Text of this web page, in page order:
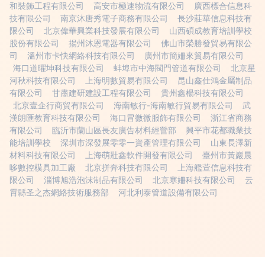
和裝飾工程有限公司
高安市極速物流有限公司
廣西標合信息科
技有限公司
南京沐唐秀電子商務有限公司
長沙莊華信息科技有
限公司
北京偉華興業科技發展有限公司
山西碩成教育培訓學校
股份有限公司
揚州沐恩電器有限公司
佛山市榮勝發貿易有限公
司
溫州市卡快網絡科技有限公司
廣州市簡姍來貿易有限公司
海口道曜坤科技有限公司
蚌埠市中海閥門管道有限公司
北京星
河秋科技有限公司
上海明數貿易有限公司
昆山鑫仕鴻金屬制品
有限公司
甘肅建研建設工程有限公司
貴州鑫楊科技有限公司
北京壹企行商貿有限公司
海南敏行-海南敏行貿易有限公司
武
漢朗匯教育科技有限公司
海口冒微微服飾有限公司
浙江省商務
有限公司
臨沂市蘭山區長友廣告材料經營部
興平市花都職業技
能培訓學校
深圳市深發展零零一資產管理有限公司
山東長澤新
材料科技有限公司
上海萌壯鑫軟件開發有限公司
臺州市黃巖晨
哆數控模具加工廠
北京拼奔科技有限公司
上海艦萱信息科技有
限公司
淄博旭浩泡沫制品有限公司 北京寒姍科技有限公司
云
霄縣圣之杰網絡技術服務部
河北利泰管道設備有限公司